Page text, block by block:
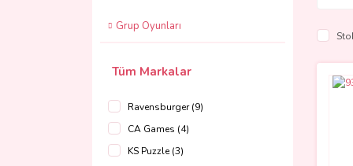
Grup Oyunları
Tüm Markalar
Ravensburger (9)
CA Games (4)
KS Puzzle (3)